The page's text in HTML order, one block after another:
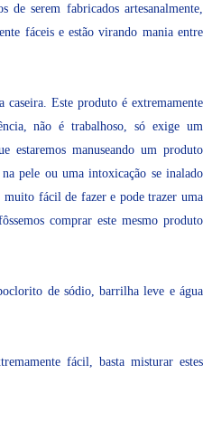
de serem fabricados artesanalmente,
fáceis e estão virando mania entre
Este produto é extremamente
não é trabalhoso, só exige um
estaremos manuseando um produto
pele ou uma intoxicação se inalado
fácil de fazer e pode trazer uma
comprar este mesmo produto
de sódio, barrilha leve e água
fácil, basta misturar estes